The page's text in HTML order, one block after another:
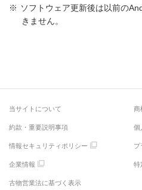
※ ソフトウェア更新後は以前の
きません。
当サイトについて 商
約款・重要説明事項 個
情報セキュリティポリシー プ
企業情報 特
古物営業法に基づく表示